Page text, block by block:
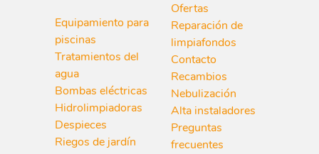
Equipamiento para
piscinas
Tratamientos del
agua
Bombas eléctricas
Hidrolimpiadoras
Despieces
Riegos de jardín
Ofertas
Reparación de
limpiafondos
Contacto
Recambios
Nebulización
Alta instaladores
Preguntas
frecuentes